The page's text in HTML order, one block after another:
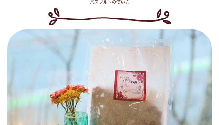
バスソルトの使い方